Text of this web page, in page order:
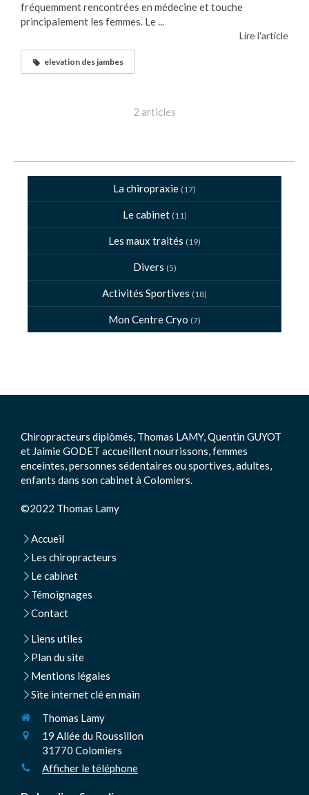
fréquemment rencontrées en médecine et touche
principalement les femmes. Le ...
Lire l'article
elevation des jambes
2 articles
La chiropraxie (17)
Le cabinet (11)
Les maux traités (19)
Divers (5)
Activités Sportives (18)
Mon Centre Cryo (7)
Chiropracteurs diplômés, Thomas LAMY, Quentin GUYOT
et Jaimie GODET accueillent nourrissons, femmes
enceintes, personnes sédentaires ou sportives, adultes,
enfants dans son cabinet à Colomiers.
©2022 Thomas Lamy
Accueil
Les chiropracteurs
Le cabinet
Témoignages
Contact
Liens utiles
Plan du site
Mentions légales
Site internet clé en main
Thomas Lamy
19 Allée du Roussillon
31770 Colomiers
Afficher le téléphone